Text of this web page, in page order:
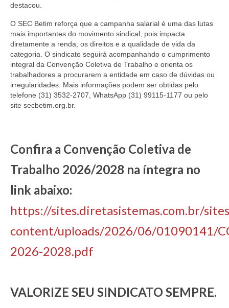
destacou.
O SEC Betim reforça que a campanha salarial é uma das lutas
mais importantes do movimento sindical, pois impacta
diretamente a renda, os direitos e a qualidade de vida da
categoria. O sindicato seguirá acompanhando o cumprimento
integral da Convenção Coletiva de Trabalho e orienta os
trabalhadores a procurarem a entidade em caso de dúvidas ou
irregularidades. Mais informações podem ser obtidas pelo
telefone (31) 3532-2707, WhatsApp (31) 99115-1177 ou pelo
site secbetim.org.br.
Confira a Convenção Coletiva de
Trabalho 2026/2028 na íntegra no
link abaixo:
https://sites.diretasistemas.com.br/
content/uploads/2026/06/01090141/
2026-2028.pdf
VALORIZE SEU SINDICATO SEMPRE.